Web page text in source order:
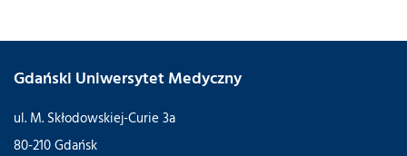
Gdański Uniwersytet Medyczny
ul. M. Skłodowskiej-Curie 3a
80-210 Gdańsk